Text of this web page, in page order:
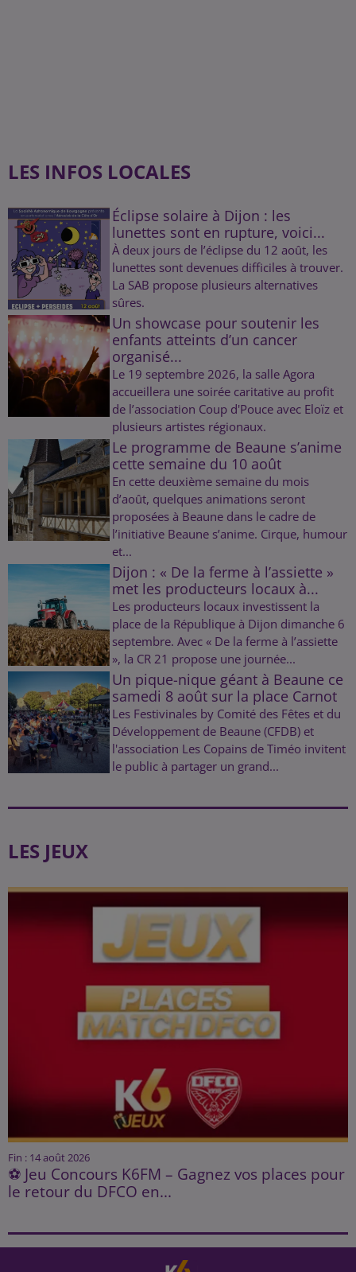
LES INFOS LOCALES
Éclipse solaire à Dijon : les
lunettes sont en rupture, voici...
À deux jours de l’éclipse du 12 août, les
lunettes sont devenues difficiles à trouver.
La SAB propose plusieurs alternatives
sûres.
Un showcase pour soutenir les
enfants atteints d’un cancer
organisé...
Le 19 septembre 2026, la salle Agora
accueillera une soirée caritative au profit
de l’association Coup d'Pouce avec Eloïz et
plusieurs artistes régionaux.
Le programme de Beaune s’anime
cette semaine du 10 août
En cette deuxième semaine du mois
d’août, quelques animations seront
proposées à Beaune dans le cadre de
l’initiative Beaune s’anime. Cirque, humour
et...
Dijon : « De la ferme à l’assiette »
met les producteurs locaux à...
Les producteurs locaux investissent la
place de la République à Dijon dimanche 6
septembre. Avec « De la ferme à l’assiette
», la CR 21 propose une journée...
Un pique-nique géant à Beaune ce
samedi 8 août sur la place Carnot
Les Festivinales by Comité des Fêtes et du
Développement de Beaune (CFDB) et
l'association Les Copains de Timéo invitent
le public à partager un grand...
LES JEUX
Fin : 14 août 2026
⚽ Jeu Concours K6FM – Gagnez vos places pour
le retour du DFCO en...